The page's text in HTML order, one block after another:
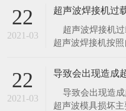
准匹配设备类型：
塑料材质与焊接
PE、ABS、PC
板、热气、超声
22
2021-03
超声波焊接机过
超声波焊接机按
于现代化企业来
企业流水线生产
业未来的一个趋
22
2021-03
导致会出现造成
超声波模具损坏